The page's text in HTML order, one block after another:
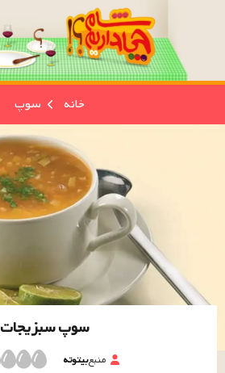
خانه سوپ
سوپ سبزیجات
منبعبیتوته